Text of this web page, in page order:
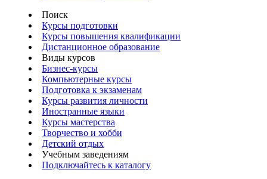
Поиск
Курсы подготовки
Курсы повышения квалификации
Дистанционное образование
Виды курсов
Бизнес-курсы
Компьютерные курсы
Подготовка к экзаменам
Курсы развития личности
Иностранные языки
Курсы мастерства
Творчество и хобби
Детский отдых
Учебным заведениям
Подключайтесь к каталогу